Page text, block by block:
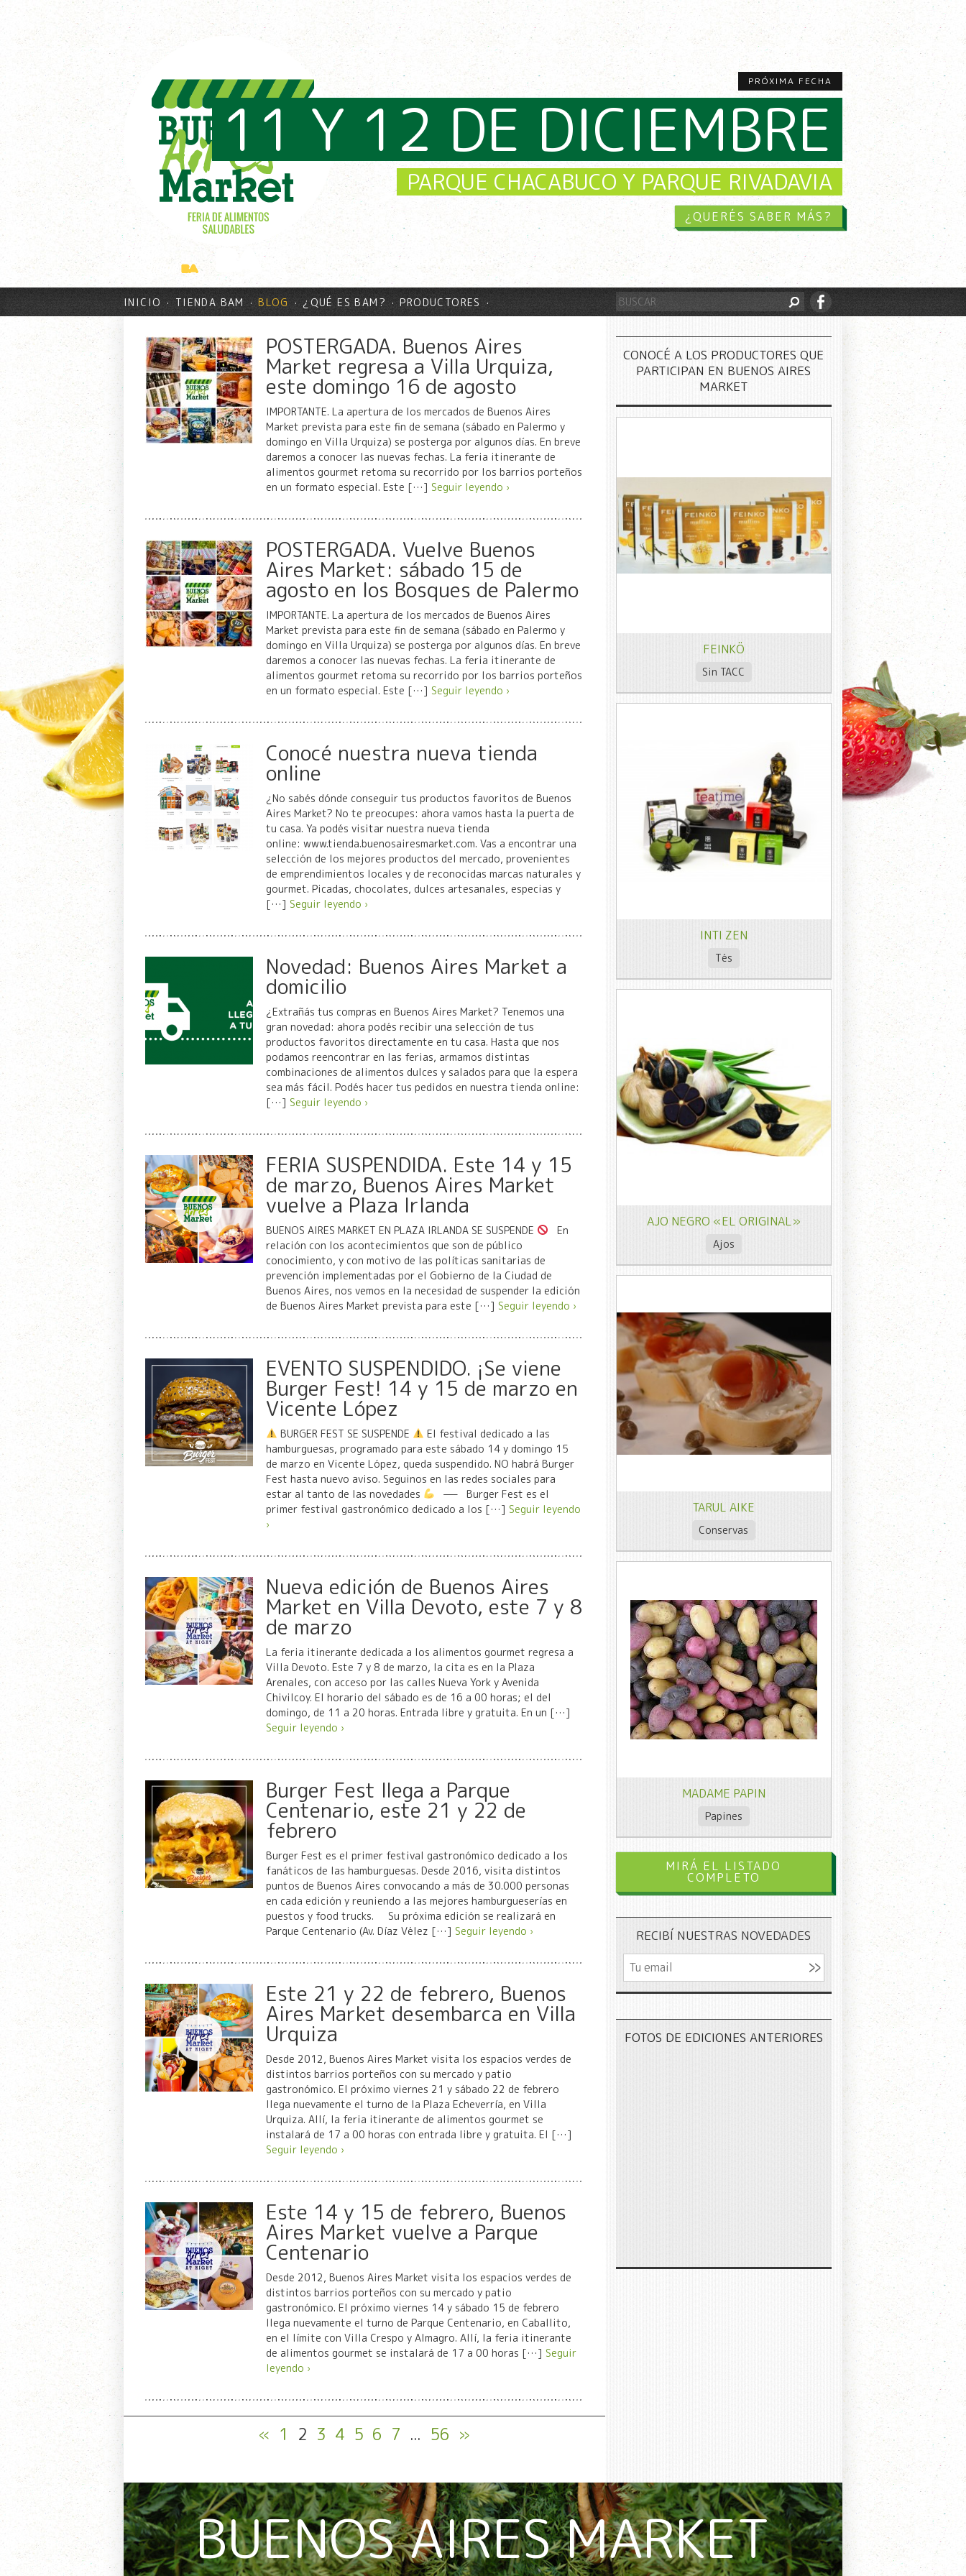
PRÓXIMA FECHA
11 Y 12 DE DICIEMBRE
PARQUE CHACABUCO Y PARQUE RIVADAVIA
¿QUERÉS SABER MÁS?
INICIO TIENDA BAM BLOG ¿QUÉ ES BAM? PRODUCTORES
POSTERGADA. Buenos Aires
Market regresa a Villa Urquiza,
este domingo 16 de agosto
IMPORTANTE. La apertura de los mercados de Buenos Aires
Market prevista para este fin de semana (sábado en Palermo y
domingo en Villa Urquiza) se posterga por algunos días. En breve
daremos a conocer las nuevas fechas. La feria itinerante de
alimentos gourmet retoma su recorrido por los barrios porteños
en un formato especial. Este […] Seguir leyendo ›
POSTERGADA. Vuelve Buenos
Aires Market: sábado 15 de
agosto en los Bosques de Palermo
IMPORTANTE. La apertura de los mercados de Buenos Aires
Market prevista para este fin de semana (sábado en Palermo y
domingo en Villa Urquiza) se posterga por algunos días. En breve
daremos a conocer las nuevas fechas. La feria itinerante de
alimentos gourmet retoma su recorrido por los barrios porteños
en un formato especial. Este […] Seguir leyendo ›
Conocé nuestra nueva tienda
online
¿No sabés dónde conseguir tus productos favoritos de Buenos
Aires Market? No te preocupes: ahora vamos hasta la puerta de
tu casa. Ya podés visitar nuestra nueva tienda
online: www.tienda.buenosairesmarket.com. Vas a encontrar una
selección de los mejores productos del mercado, provenientes
de emprendimientos locales y de reconocidas marcas naturales y
gourmet. Picadas, chocolates, dulces artesanales, especias y
[…] Seguir leyendo ›
Novedad: Buenos Aires Market a
domicilio
¿Extrañás tus compras en Buenos Aires Market? Tenemos una
gran novedad: ahora podés recibir una selección de tus
productos favoritos directamente en tu casa. Hasta que nos
podamos reencontrar en las ferias, armamos distintas
combinaciones de alimentos dulces y salados para que la espera
sea más fácil. Podés hacer tus pedidos en nuestra tienda online:
[…] Seguir leyendo ›
FERIA SUSPENDIDA. Este 14 y 15
de marzo, Buenos Aires Market
vuelve a Plaza Irlanda
BUENOS AIRES MARKET EN PLAZA IRLANDA SE SUSPENDE
En
relación con los acontecimientos que son de público
conocimiento, y con motivo de las políticas sanitarias de
prevención implementadas por el Gobierno de la Ciudad de
Buenos Aires, nos vemos en la necesidad de suspender la edición
de Buenos Aires Market prevista para este […] Seguir leyendo ›
EVENTO SUSPENDIDO. ¡Se viene
Burger Fest! 14 y 15 de marzo en
Vicente López
BURGER FEST SE SUSPENDE
El festival dedicado a las
hamburguesas, programado para este sábado 14 y domingo 15
de marzo en Vicente López, queda suspendido. NO habrá Burger
Fest hasta nuevo aviso. Seguinos en las redes sociales para
estar al tanto de las novedades
—– Burger Fest es el
primer festival gastronómico dedicado a los […] Seguir leyendo
›
Nueva edición de Buenos Aires
Market en Villa Devoto, este 7 y 8
de marzo
La feria itinerante dedicada a los alimentos gourmet regresa a
Villa Devoto. Este 7 y 8 de marzo, la cita es en la Plaza
Arenales, con acceso por las calles Nueva York y Avenida
Chivilcoy. El horario del sábado es de 16 a 00 horas; el del
domingo, de 11 a 20 horas. Entrada libre y gratuita. En un […]
Seguir leyendo ›
Burger Fest llega a Parque
Centenario, este 21 y 22 de
febrero
Burger Fest es el primer festival gastronómico dedicado a los
fanáticos de las hamburguesas. Desde 2016, visita distintos
puntos de Buenos Aires convocando a más de 30.000 personas
en cada edición y reuniendo a las mejores hamburgueserías en
puestos y food trucks. Su próxima edición se realizará en
Parque Centenario (Av. Díaz Vélez […] Seguir leyendo ›
Este 21 y 22 de febrero, Buenos
Aires Market desembarca en Villa
Urquiza
Desde 2012, Buenos Aires Market visita los espacios verdes de
distintos barrios porteños con su mercado y patio
gastronómico. El próximo viernes 21 y sábado 22 de febrero
llega nuevamente el turno de la Plaza Echeverría, en Villa
Urquiza. Allí, la feria itinerante de alimentos gourmet se
instalará de 17 a 00 horas con entrada libre y gratuita. El […]
Seguir leyendo ›
Este 14 y 15 de febrero, Buenos
Aires Market vuelve a Parque
Centenario
Desde 2012, Buenos Aires Market visita los espacios verdes de
distintos barrios porteños con su mercado y patio
gastronómico. El próximo viernes 14 y sábado 15 de febrero
llega nuevamente el turno de Parque Centenario, en Caballito,
en el límite con Villa Crespo y Almagro. Allí, la feria itinerante
de alimentos gourmet se instalará de 17 a 00 horas […] Seguir
leyendo ›
« 1 2 3 4 5 6 7 ... 56 »
CONOCÉ A LOS PRODUCTORES QUE
PARTICIPAN EN BUENOS AIRES
MARKET
FEINKÖ
Sin TACC
INTI ZEN
Tés
AJO NEGRO «EL ORIGINAL»
Ajos
TARUL AIKE
Conservas
MADAME PAPIN
Papines
MIRÁ EL LISTADO
COMPLETO
RECIBÍ NUESTRAS NOVEDADES
FOTOS DE EDICIONES ANTERIORES
BUENOS AIRES MARKET